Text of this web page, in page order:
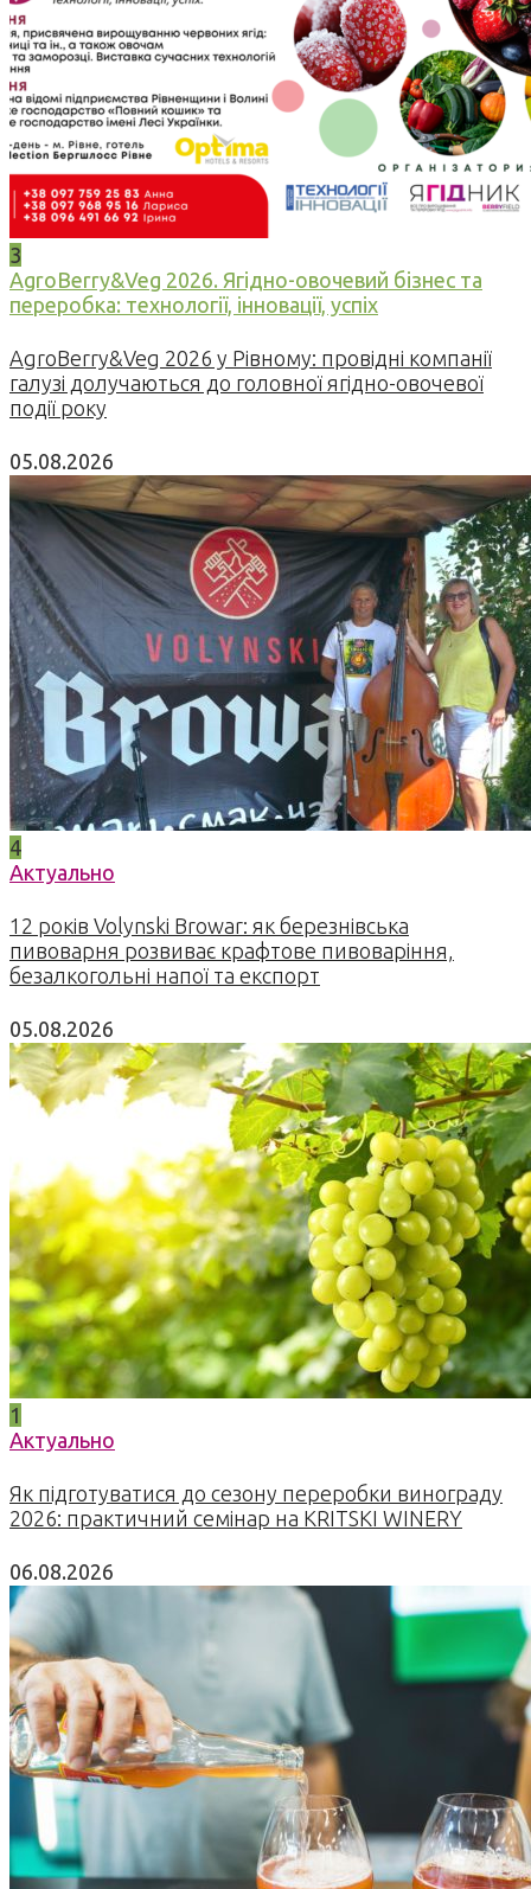
3
AgroBerry&Veg 2026. Ягідно-овочевий бізнес та
переробка: технології, інновації, успіх
AgroBerry&Veg 2026 у Рівному: провідні компанії
галузі долучаються до головної ягідно-овочевої
події року
05.08.2026
4
Актуально
12 років Volynski Browar: як березнівська
пивоварня розвиває крафтове пивоваріння,
безалкогольні напої та експорт
05.08.2026
1
Актуально
Як підготуватися до сезону переробки винограду
2026: практичний семінар на KRITSKI WINERY
06.08.2026